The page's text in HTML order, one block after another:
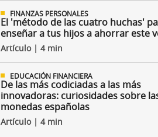
FINANZAS PERSONALES
El 'método de las cuatro huchas'
enseñar a tus hijos a ahorrar este
Artículo | 4 min
EDUCACIÓN FINANCIERA
De las más codiciadas a las más
innovadoras: curiosidades sobre
monedas españolas
Artículo | 4 min